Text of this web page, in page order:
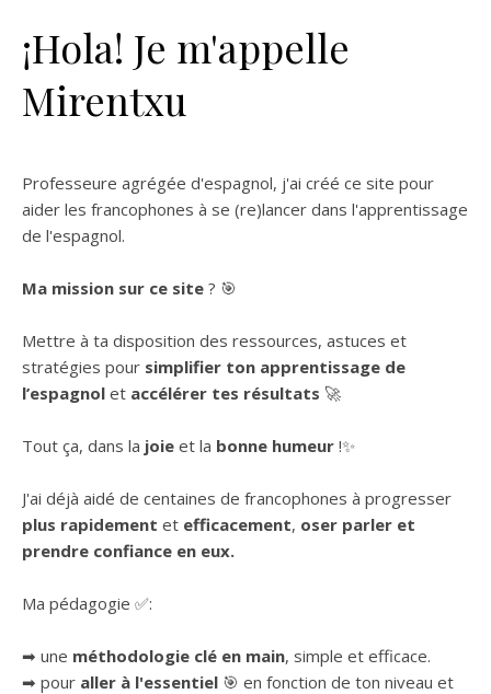
¡Hola! Je m'appelle
Mirentxu
Professeure agrégée d'espagnol, j'ai créé ce site pour
aider les francophones à se (re)lancer dans l'apprentissage
de l'espagnol.
Ma mission sur ce site ? 🎯
Mettre à ta disposition des ressources, astuces et
stratégies pour simplifier ton apprentissage de
l’espagnol et accélérer tes résultats 🚀
Tout ça, dans la joie et la bonne humeur !✨
J'ai déjà aidé de centaines de francophones à progresser
plus rapidement et efficacement, oser parler et
prendre confiance en eux.
Ma pédagogie ✅:
➡ une méthodologie clé en main, simple et efficace.
➡ pour aller à l'essentiel 🎯 en fonction de ton niveau et